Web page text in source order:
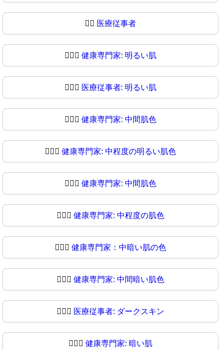
🧑‍⚕ 医療従事者
🧑🏻‍⚕️ 健康専門家: 明るい肌
🧑🏻‍⚕ 医療従事者: 明るい肌
🧑🏼‍⚕️ 健康専門家: 中間肌色
🧑🏼‍⚕ 健康専門家: 中程度の明るい肌色
🧑🏽‍⚕️ 健康専門家: 中間肌色
🧑🏽‍⚕ 健康専門家: 中程度の肌色
🧑🏾‍⚕️ 健康専門家：中暗い肌の色
🧑🏾‍⚕ 健康専門家: 中間暗い肌色
🧑🏿‍⚕️ 医療従事者: ダークスキン
🧑🏿‍⚕ 健康専門家: 暗い肌